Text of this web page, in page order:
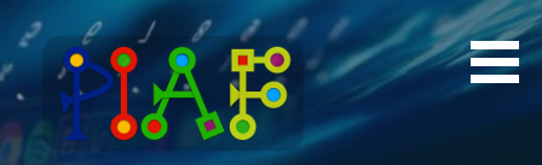
Inhalt
springen